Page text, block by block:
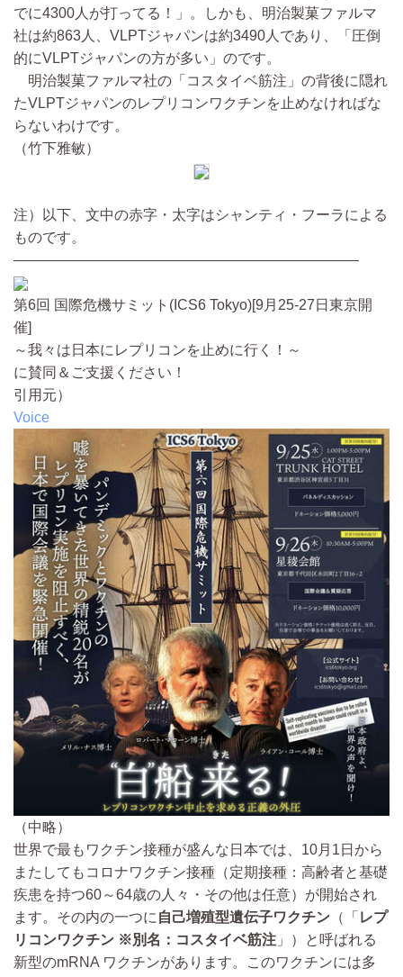
でに4300人が打ってる！」。しかも、明治製菓ファルマ
社は約863人、VLPTジャパンは約3490人であり、「圧倒
的にVLPTジャパンの方が多い」のです。
明治製菓ファルマ社の「コスタイベ筋注」の背後に隠れ
たVLPTジャパンのレプリコンワクチンを止めなければな
らないわけです。
（竹下雅敏）
注）以下、文中の赤字・太字はシャンティ・フーラによる
ものです。
————————————————————————
第6回 国際危機サミット(ICS6 Tokyo)[9月25-27日東京開
催]
～我々は日本にレプリコンを止めに行く！～
に賛同＆ご支援ください！
引用元）
Voice
（中略）
世界で最もワクチン接種が盛んな日本では、10月1日から
またしてもコロナワクチン接種（定期接種：高齢者と基礎
疾患を持つ60～64歳の人々・その他は任意）が開始され
ます。その内の一つに 自己増殖型遺伝子ワクチン （「 レプ
リコンワクチン ※別名：コスタイベ筋注 」）と呼ばれる
新型のmRNA ワクチンがあります。このワクチンには多